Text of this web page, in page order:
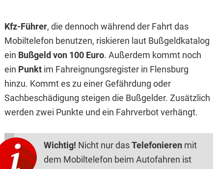
Kfz-Führer, die dennoch während der Fahrt das
Mobiltelefon benutzen, riskieren laut Bußgeldkatalog
ein Bußgeld von 100 Euro. Außerdem kommt noch
ein Punktim Fahreignungsregister in Flensburg
hinzu. Kommt es zu einer Gefährdung oder
Sachbeschädigung steigen die Bußgelder. Zusätzlich
werden zwei Punkte und ein Fahrverbot verhängt.
Wichtig! Nicht nur dasTelefonieren mit
dem Mobiltelefon beim Autofahren ist